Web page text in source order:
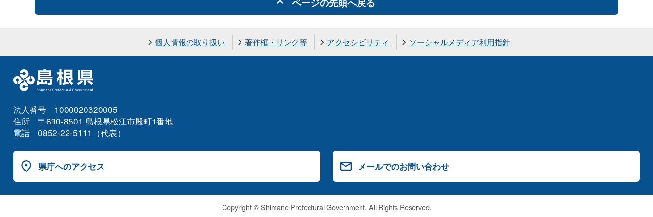
個人情報の取り扱い 著作権・リンク等 アクセシビリティ ソーシャルメディア利用指針
法人番号 1000020320005
住所 〒690-8501 島根県松江市殿町1番地
電話 0852-22-5111（代表）
県庁へのアクセス メールでのお問い合わせ
Copyright © Shimane Prefectural Government. All Rights Reserved.